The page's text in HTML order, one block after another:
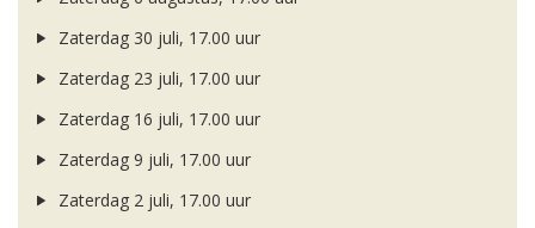
Zaterdag 30 juli, 17.00 uur
Zaterdag 23 juli, 17.00 uur
Zaterdag 16 juli, 17.00 uur
Zaterdag 9 juli, 17.00 uur
Zaterdag 2 juli, 17.00 uur